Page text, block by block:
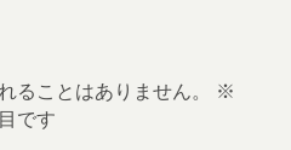
ることはありません。
※
です